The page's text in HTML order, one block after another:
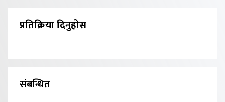
प्रतिक्रिया दिनुहोस
संबन्धित